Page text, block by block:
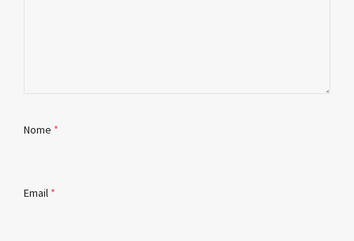
Nome *
Email *